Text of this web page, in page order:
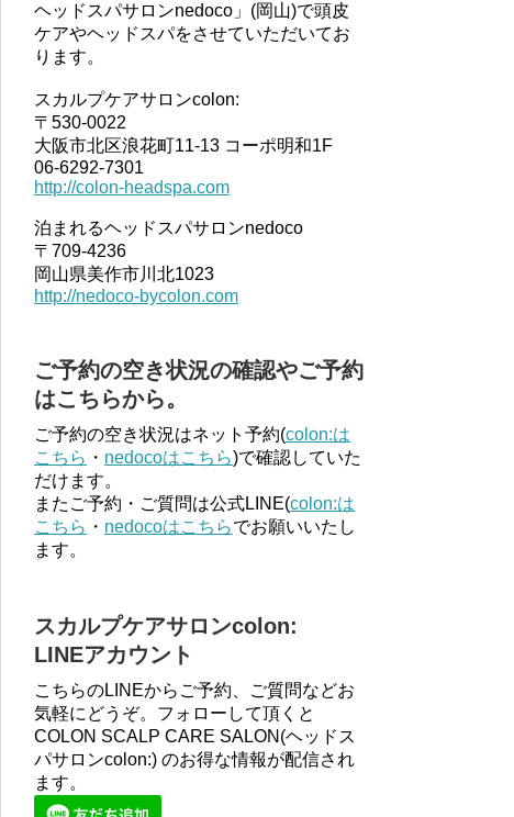
ヘッドスパサロンnedoco」(岡山)で頭皮
ケアやヘッドスパをさせていただいてお
ります。
スカルプケアサロンcolon:
〒530-0022
大阪市北区浪花町11-13 コーポ明和1F
06-6292-7301
http://colon-headspa.com
泊まれるヘッドスパサロンnedoco
〒709-4236
岡山県美作市川北1023
http://nedoco-bycolon.com
ご予約の空き状況の確認やご予約
はこちらから。
ご予約の空き状況はネット予約(colon:は
こちら ・ nedocoはこちら)で確認していた
だけます。
またご予約・ご質問は公式LINE(colon:は
こちら ・ nedocoはこちらでお願いいたし
ます。
スカルプケアサロンcolon:
LINEアカウント
こちらのLINEからご予約、ご質問などお
気軽にどうぞ。フォローして頂くと
COLON SCALP CARE SALON(ヘッドス
パサロンcolon:) のお得な情報が配信され
ます。